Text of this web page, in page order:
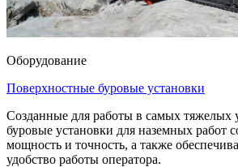
Оборудование
Поверхностные буровые установки
Созданные для работы в самых тяжелых
буровые установки для наземных работ
мощность и точность, а также
удобство работы оператора.